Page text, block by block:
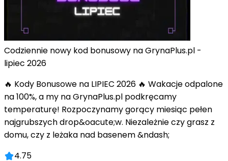
Codziennie nowy kod bonusowy na GrynaPlus.pl -
lipiec 2026
🔥 Kody Bonusowe na LIPIEC 2026 🔥 Wakacje odpalone
na 100%, a my na GrynaPlus.pl podkręcamy
temperaturę! Rozpoczynamy gorący miesiąc pełen
najgrubszych drop&oacute;w. Niezależnie czy grasz z
domu, czy z leżaka nad basenem &ndash;
4.75